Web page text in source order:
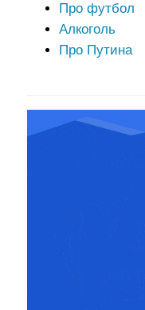
Про футбол
Алкоголь
Про Путина